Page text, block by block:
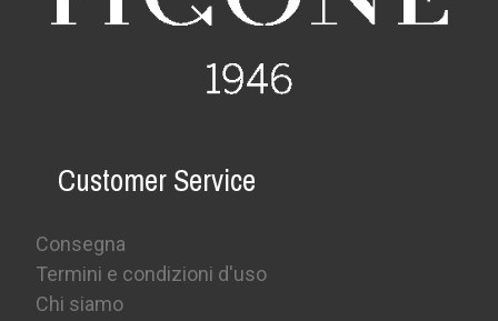
Customer Service
Consegna
Termini e condizioni d'uso
Chi siamo